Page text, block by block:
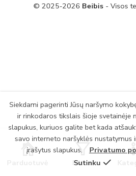
© 2025-2026 Beibis - Visos
Filtrai
Siekdami pagerinti Jūsų naršymo
ir rinkodaros tikslais šioje svetainėje
slapukus, kuriuos galite bet kada
savo interneto naršyklės nustatymus
įrašytus slapukus.
Privatumo
Sutinku